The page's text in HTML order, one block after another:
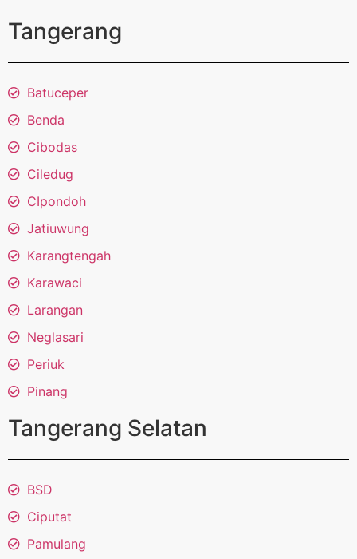
Tangerang
Batuceper
Benda
Cibodas
Ciledug
CIpondoh
Jatiuwung
Karangtengah
Karawaci
Larangan
Neglasari
Periuk
Pinang
Tangerang Selatan
BSD
Ciputat
Pamulang